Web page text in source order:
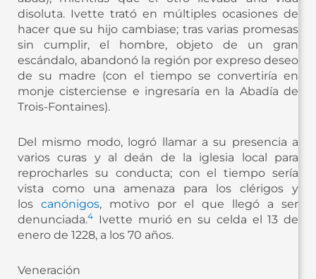
disoluta. Ivette trató en múltiples ocasiones de
hacer que su hijo cambiase; tras varias promesas
sin cumplir, el hombre, objeto de un gran
escándalo, abandonó la región por expreso deseo
de su madre (con el tiempo se convertiría en
monje cisterciense e ingresaría en la Abadía de
Trois-Fontaines).
Del mismo modo, logró llamar a su presencia a
varios curas y al deán de la iglesia local para
reprocharles su conducta; con el tiempo sería
vista como una amenaza para los clérigos y
los canónigos, motivo por el que llegó a ser
denunciada.4 ​ Ivette murió en su celda el 13 de
enero de 1228, a los 70 años.
Veneración